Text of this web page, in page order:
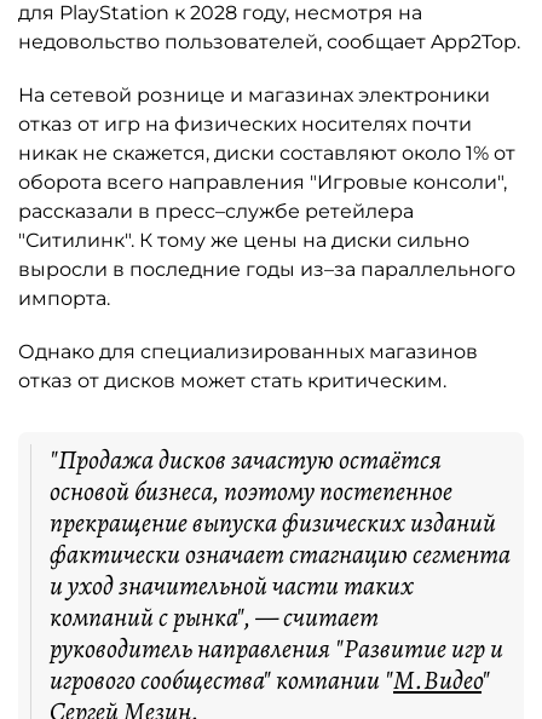
для PlayStation к 2028 году, несмотря на
недовольство пользователей, сообщает App2Top.
На сетевой рознице и магазинах электроники
отказ от игр на физических носителях почти
никак не скажется, диски составляют около 1% от
оборота всего направления "Игровые консоли",
рассказали в пресс–службе ретейлера
"Ситилинк". К тому же цены на диски сильно
выросли в последние годы из–за параллельного
импорта.
Однако для специализированных магазинов
отказ от дисков может стать критическим.
"Продажа дисков зачастую остаётся
основой бизнеса, поэтому постепенное
прекращение выпуска физических изданий
фактически означает стагнацию сегмента
и уход значительной части таких
компаний с рынка", — считает
руководитель направления "Развитие игр и
игрового сообщества" компании "М.Видео"
Сергей Мезин.